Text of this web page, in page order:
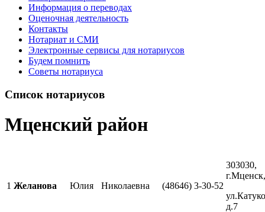
Информация о переводах
Оценочная деятельность
Контакты
Нотариат и СМИ
Электронные сервисы для нотариусов
Будем помнить
Советы нотариуса
Список нотариусов
Мценский район
1 Желанова Юлия Николаевна (48646) 3-30-52
303030,
г.Мценск,
д.7